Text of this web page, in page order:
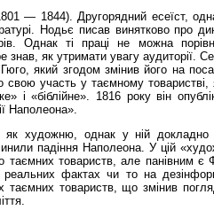
— 1844). Другорядний есеїст,
Нодьє писав винятково про
Однак ті праці не можна
знав, як утримати увагу аудиторії.
який згодом змінив його на
свою участь у таємному товаристві,
і «біблійне». 1816 року він
Наполеона».
як художню, однак у ній докладно
падіння Наполеона. У цій
таємних товариств, але панівним є
фактах чи то на
таємних товариств, що змінив